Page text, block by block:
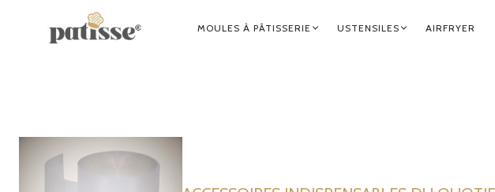
NAVIGATION
MOULES À PÂTISSERIE USTENSILES AIRFRYER